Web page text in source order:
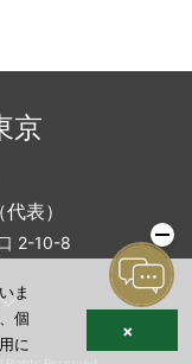
京
2-10-8
（代表）
ま
個
に
×